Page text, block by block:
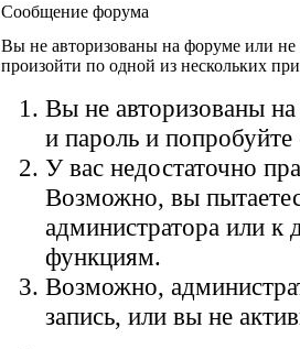
Сообщение форума
Вы не авторизованы на форуме или не
произойти по одной из нескольких
Вы не авторизованы
и пароль и
У вас недостаточно
Возможно, вы
администратора или
функциям.
Возможно,
запись, или вы не